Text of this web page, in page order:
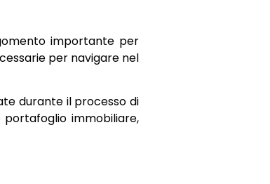
importante per
per navigare nel
durante il processo di
immobiliare,